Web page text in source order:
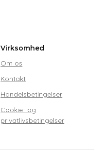
Virksomhed
Om os
Kontakt
Handelsbetingelser
Cookie- og
privatlivsbetingelser